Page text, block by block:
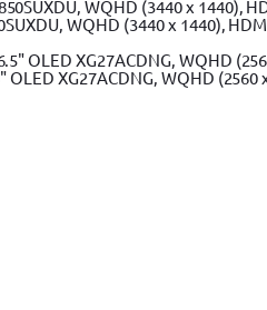
WQHD (3440 x 1440),
XG27ACDNG, WQHD
52.6x38x67 cm,
SXWT-FT501-SP